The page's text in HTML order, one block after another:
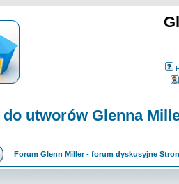
utworów Glenna
Forum Glenn Miller - forum dyskusyjne